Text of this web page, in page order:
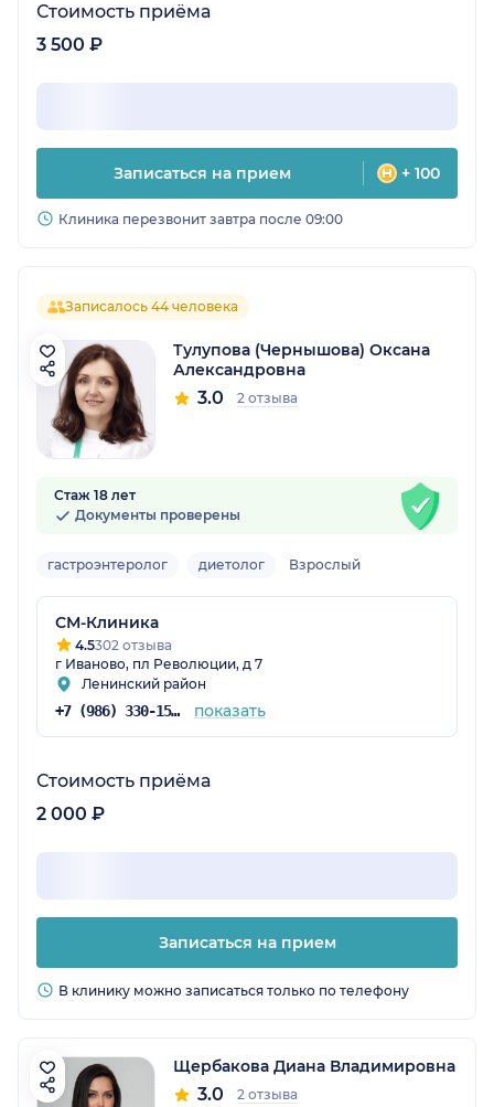
Стоимость приёма
3 500 ₽
Записаться на прием + 100
Клиника перезвонит завтра после 09:00
Записалось 44 человека
Тулупова (Чернышова) Оксана
Александровна
3.0 2 отзыва
Стаж 18 лет
Документы проверены
гастроэнтеролог диетолог Взрослый
СМ-Клиника
4.5302 отзыва
г Иваново, пл Революции, д 7
Ленинский район
+7 (986) 330-15-24 показать
Стоимость приёма
2 000 ₽
Записаться на прием
В клинику можно записаться только по телефону
Щербакова Диана Владимировна
3.0 2 отзыва